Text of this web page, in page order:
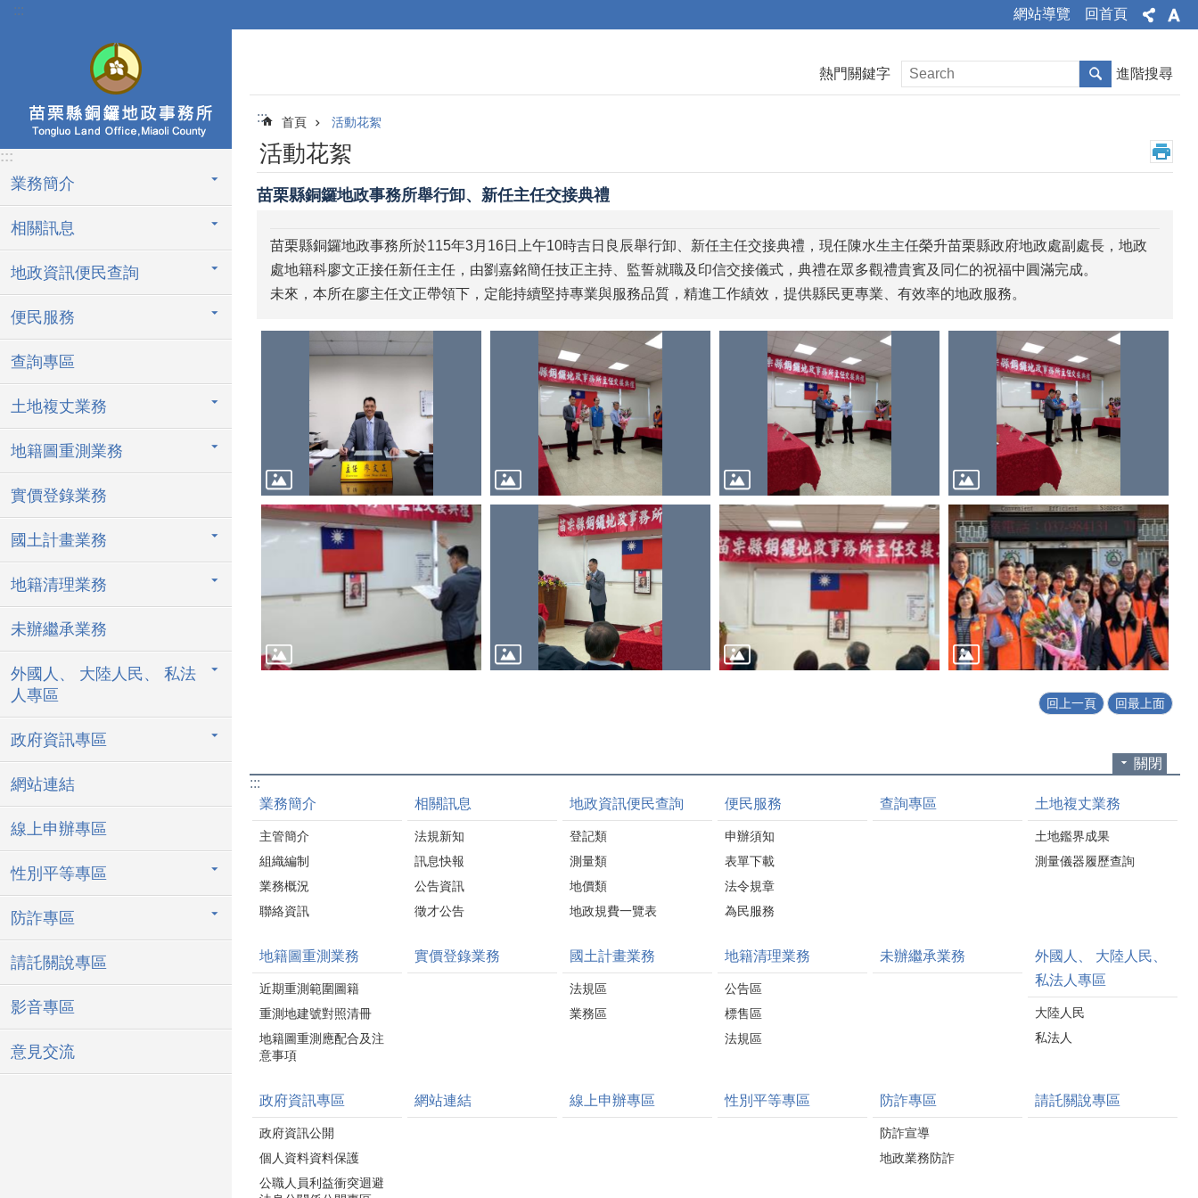
跳到主要內容區塊
::: 網站導覽 回首頁
:::
業務簡介
相關訊息
地政資訊便民查詢
便民服務
查詢專區
土地複丈業務
地籍圖重測業務
實價登錄業務
國土計畫業務
地籍清理業務
未辦繼承業務
外國人、 大陸人民、 私法
人專區
政府資訊專區
網站連結
線上申辦專區
性別平等專區
防詐專區
請託關說專區
影音專區
意見交流
熱門關鍵字 進階搜尋
::: 首頁 活動花絮
活動花絮
苗栗縣銅鑼地政事務所舉行卸、新任主任交接典禮
苗栗縣銅鑼地政事務所於115年3月16日上午10時吉日良辰舉行卸、新任主任交接典禮，現任陳水生主任榮升苗栗縣政府地政處副處長，地政
處地籍科廖文正接任新任主任，由劉嘉銘簡任技正主持、監誓就職及印信交接儀式，典禮在眾多觀禮貴賓及同仁的祝福中圓滿完成。
未來，本所在廖主任文正帶領下，定能持續堅持專業與服務品質，精進工作績效，提供縣民更專業、有效率的地政服務。
回上一頁 回最上面
關閉
:::
業務簡介
主管簡介
組織編制
業務概況
聯絡資訊
相關訊息
法規新知
訊息快報
公告資訊
徵才公告
地政資訊便民查詢
登記類
測量類
地價類
地政規費一覽表
便民服務
申辦須知
表單下載
法令規章
為民服務
查詢專區 土地複丈業務
土地鑑界成果
測量儀器履歷查詢
地籍圖重測業務
近期重測範圍圖籍
重測地建號對照清冊
地籍圖重測應配合及注
意事項
實價登錄業務 國土計畫業務
法規區
業務區
地籍清理業務
公告區
標售區
法規區
未辦繼承業務
外國人、 大陸人民、
私法人專區
大陸人民
私法人
政府資訊專區
政府資訊公開
個人資料資料保護
公職人員利益衝突迴避
網站連結 線上申辦專區 性別平等專區 防詐專區
防詐宣導
地政業務防詐
請託關說專區